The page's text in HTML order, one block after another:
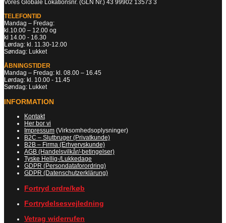
Vores Globale Lokationsnr. (GLN Nr.) 43 99902 13573 3
TELEFONTID
Mandag – Fredag:
kl.10.00 – 12.00 og
kl 14.00 - 16.30
Lørdag: kl. 11.30-12.00
Søndag: Lukket
ÅBNINGSTIDER
Mandag – Fredag: kl. 08.00 – 16.45
Lørdag: kl. 10.00 - 11.45
Søndag: Lukket
INFORMATION
Kontakt
Her bor vi
Impressum (Virksomhedsoplysninger)
B2C – Slutbruger (Privatkunde)
B2B – Firma (Erhvervskunde)
AGB (Handelsvilkår/-betingelser)
Tyske Hellig-/Lukkedage
GDPR (Persondataforordring)
GDPR (Datenschutzerklärung)
Fortryd ordre/køb
Fortrydelsesvejledning
Vetrag widerrufen